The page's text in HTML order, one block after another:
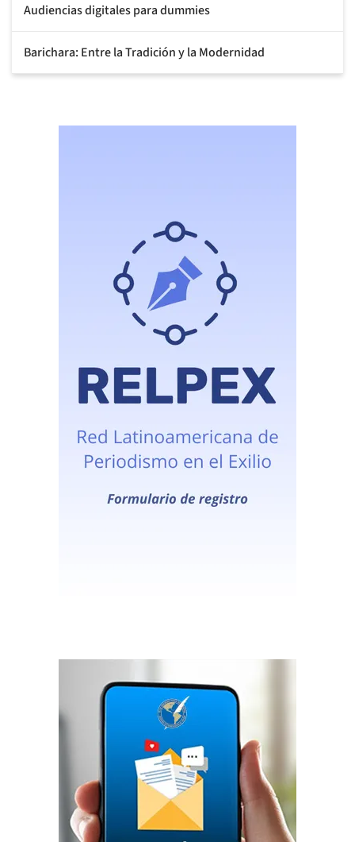
Audiencias digitales para dummies
Barichara: Entre la Tradición y la Modernidad